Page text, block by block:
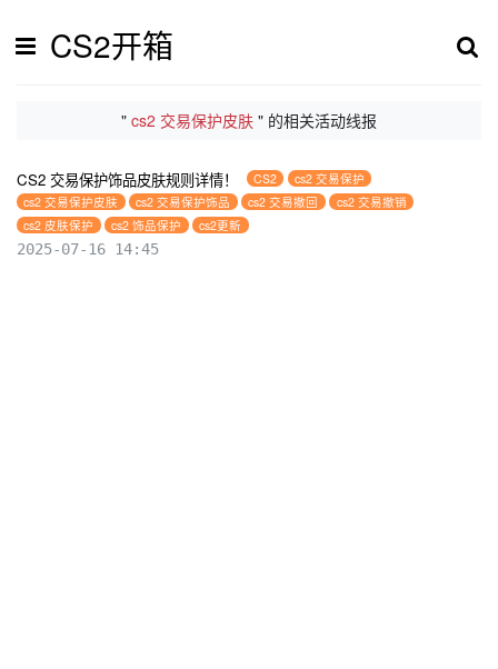
CS2开箱
" cs2 交易保护皮肤 " 的相关活动线报
CS2 交易保护饰品皮肤规则详情！ CS2
cs2 交易保护
cs2 交易保护皮肤
cs2 交易保护饰品 cs2 交易撤回
cs2 交易撤销
cs2 皮肤保护
cs2 饰品保护 cs2更新
2025-07-16 14:45